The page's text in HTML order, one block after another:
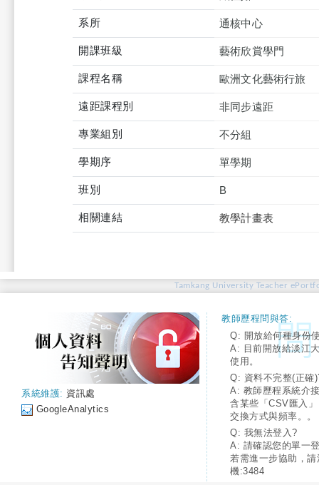
系所 通核中心
開課班級 藝術欣賞學門
課程名稱 歐洲文化藝術行旅
遠距課程別 非同步遠距
專業組別 不分組
學期序 單學期
班別 B
相關連結 教學計畫表
Tamkang University Teacher
系統維護: 資訊處
GoogleAnalytics
教師歷程問與答:
Q: 開放給何種身份
A: 目前開放給淡江
使用。
Q: 資料不完整(正確
A: 教師歷程系統介
含某些「CSV匯入
交換方式與頻率。。
Q: 我無法登入?
A: 請確認您的單一
若需進一步協助，
機:3484